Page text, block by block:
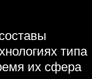
типа
их сфера